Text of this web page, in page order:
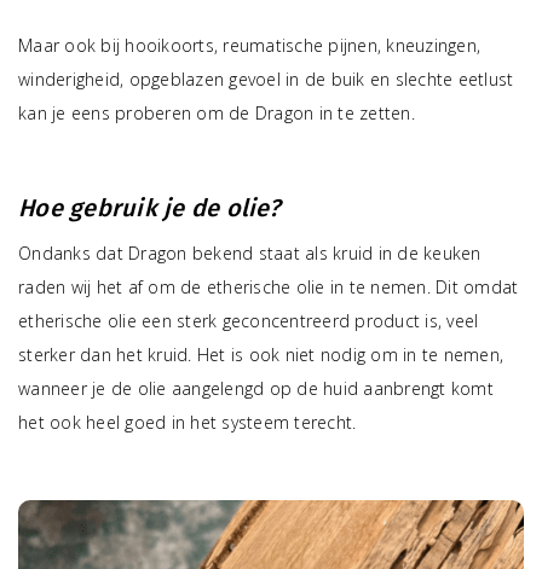
Maar ook bij hooikoorts, reumatische pijnen, kneuzingen,
winderigheid, opgeblazen gevoel in de buik en slechte eetlust
kan je eens proberen om de Dragon in te zetten.
Hoe gebruik je de olie?
Ondanks dat Dragon bekend staat als kruid in de keuken
raden wij het af om de etherische olie in te nemen. Dit omdat
etherische olie een sterk geconcentreerd product is, veel
sterker dan het kruid. Het is ook niet nodig om in te nemen,
wanneer je de olie aangelengd op de huid aanbrengt komt
het ook heel goed in het systeem terecht.